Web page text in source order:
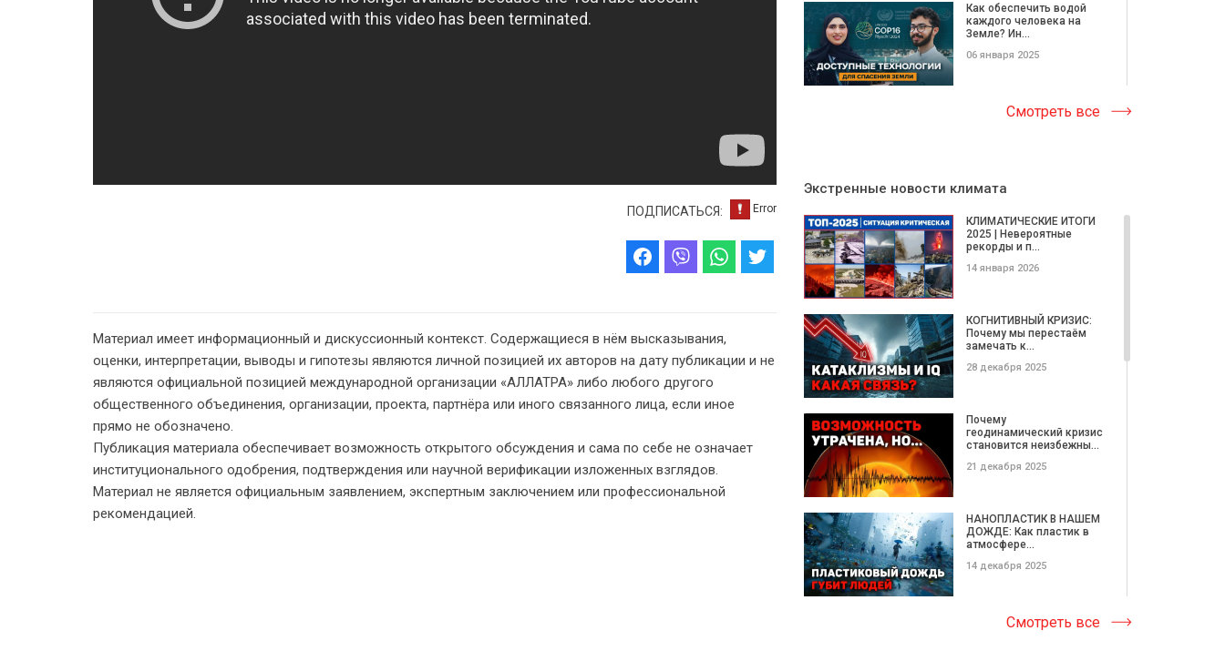
ПОДПИСАТЬСЯ:
Материал имеет информационный и дискуссионный контекст. Содержащиеся в нём высказывания,
оценки, интерпретации, выводы и гипотезы являются личной позицией их авторов на дату публикации и не
являются официальной позицией международной организации «АЛЛАТРА» либо любого другого
общественного объединения, организации, проекта, партнёра или иного связанного лица, если иное
прямо не обозначено.
Публикация материала обеспечивает возможность открытого обсуждения и сама по себе не означает
институционального одобрения, подтверждения или научной верификации изложенных взглядов.
Материал не является официальным заявлением, экспертным заключением или профессиональной
рекомендацией.
Как обеспечить водой
каждого человека на
Земле? Ин...
06 января 2025
Нейтриновольтаика:
технология ближайшего
подзарядки. Катализатор
энергии E-C...
08 декабря 2024
Устройство из простых,
доступны...
28 июня 2024
бесплатной энергии |
Документальн...
25 февраля 2024
невероятное
18 февраля 2022
для людей.
Альтернативная э...
Смотреть все
Экстренные новости климата
КЛИМАТИЧЕСКИЕ ИТОГИ
2025 | Невероятные
рекорды и п...
14 января 2026
КОГНИТИВНЫЙ КРИЗИС:
Почему мы перестаём
замечать к...
28 декабря 2025
Почему
геодинамический кризис
становится неизбежны...
21 декабря 2025
НАНОПЛАСТИК В НАШЕМ
ДОЖДЕ: Как пластик в
атмосфере...
14 декабря 2025
Катастрофические
ОПОЛЗНИ этой недели |
Смотреть все